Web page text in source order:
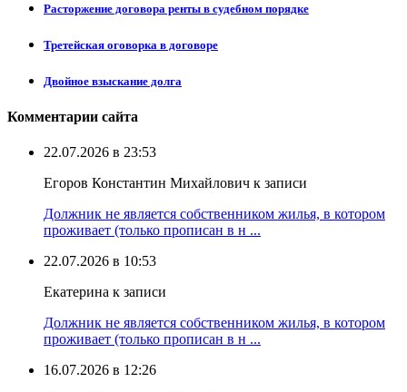
Расторжение договора ренты в судебном порядке
Третейская оговорка в договоре
Двойное взыскание долга
Комментарии сайта
22.07.2026 в 23:53
Егоров Константин Михайлович к записи
Должник не является собственником жилья, в котором
проживает (только прописан в н ...
22.07.2026 в 10:53
Екатерина к записи
Должник не является собственником жилья, в котором
проживает (только прописан в н ...
16.07.2026 в 12:26